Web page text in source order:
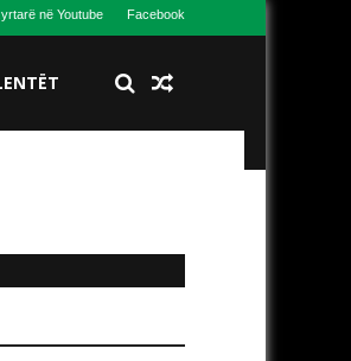
në Youtube Facebook